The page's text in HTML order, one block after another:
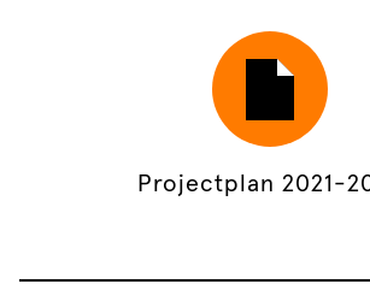
Projectplan 2021-